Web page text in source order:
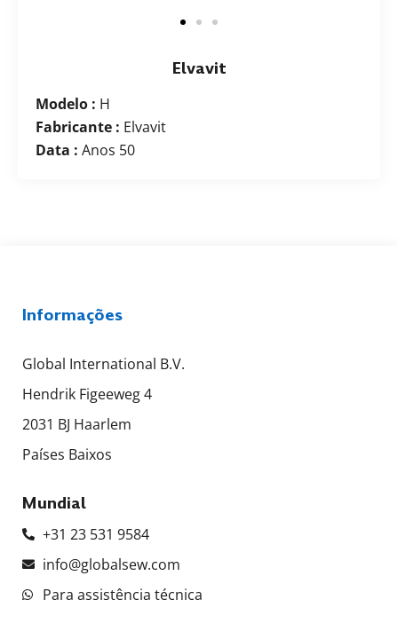
Elvavit
Modelo : H
Fabricante : Elvavit
Data : Anos 50
Informações
Global International B.V.
Hendrik Figeeweg 4
2031 BJ Haarlem
Países Baixos
Mundial
+31 23 531 9584
info@globalsew.com
Para assistência técnica